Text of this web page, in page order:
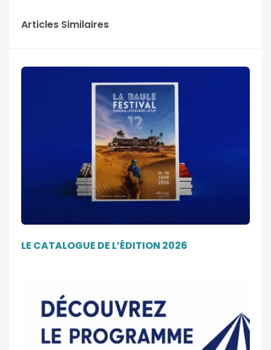
Articles Similaires
LE CATALOGUE DE L’ÉDITION 2026